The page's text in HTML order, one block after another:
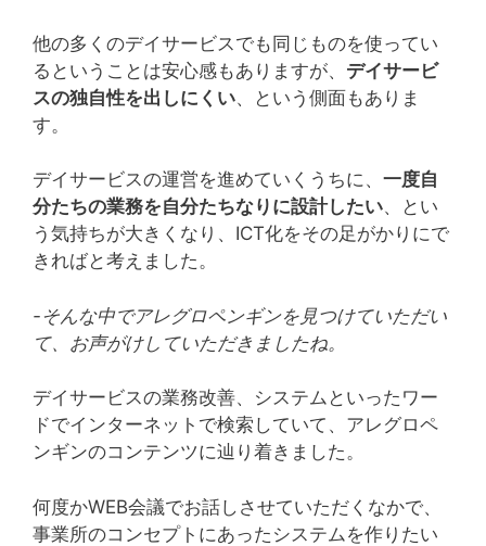
他の多くのデイサービスでも同じものを使ってい
るということは安心感もありますが、 デイサービ
スの独自性を出しにくい、という側面もありま
す。
デイサービスの運営を進めていくうちに、 一度自
分たちの業務を自分たちなりに設計したい、とい
う気持ちが大きくなり、ICT化をその足がかりにで
きればと考えました。
-そんな中でアレグロペンギンを見つけていただい
て、お声がけしていただきましたね。
デイサービスの業務改善、システムといったワー
ドでインターネットで検索していて、アレグロペ
ンギンのコンテンツに辿り着きました。
何度かWEB会議でお話しさせていただくなかで、
事業所のコンセプトにあったシステムを作りたい